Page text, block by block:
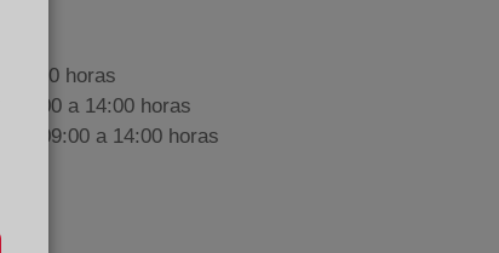
17:00 horas
09:00 a 14:00 horas
de 09:00 a 14:00 horas